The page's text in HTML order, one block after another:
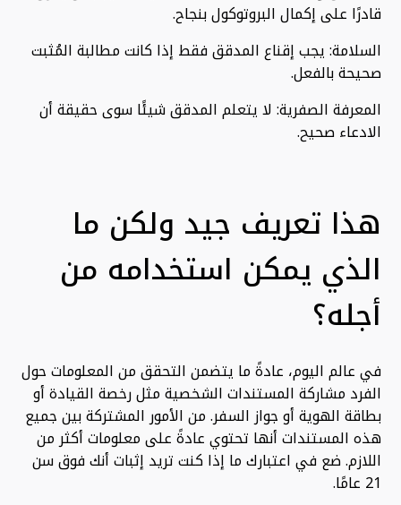
قادرًا على إكمال البروتوكول بنجاح.
السلامة: يجب إقناع المدقق فقط إذا كانت مطالبة المُثبت
صحيحة بالفعل.
المعرفة الصفرية: لا يتعلم المدقق شيئًا سوى حقيقة أن
الادعاء صحيح.
هذا تعريف جيد ولكن ما
الذي يمكن استخدامه من
أجله؟
في عالم اليوم، عادةً ما يتضمن التحقق من المعلومات حول
الفرد مشاركة المستندات الشخصية مثل رخصة القيادة أو
بطاقة الهوية أو جواز السفر. من الأمور المشتركة بين جميع
هذه المستندات أنها تحتوي عادةً على معلومات أكثر من
اللازم. ضع في اعتبارك ما إذا كنت تريد إثبات أنك فوق سن
21 عامًا.